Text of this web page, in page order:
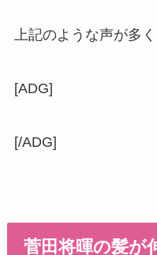
上記のような声が多く
[ADG]
[/ADG]
菅田将暉の髪が